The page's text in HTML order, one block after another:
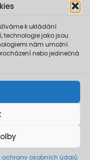
k ukládání
technologie jako jsou
nám umožní
nebo jedinečná
ochrany osobních údajů
CAP-CZ-LIFE
nástroje
na těchto
a partnerů
odpovědná za
na
Realizace ©